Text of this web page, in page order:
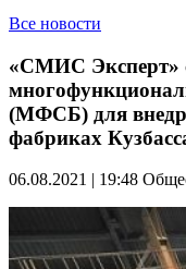
Все новости
«СМИС Эксперт»
(МФСБ) для
фабриках
06.08.2021 | 19:48